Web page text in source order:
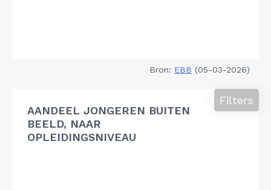
Bron: EBB (05-03-2026)
AANDEEL JONGEREN BUITEN
BEELD, NAAR
OPLEIDINGSNIVEAU
Filters